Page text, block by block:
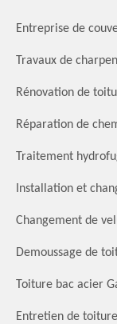
Entreprise de
Travaux de
Rénovation de
Réparation de
Traitement
Installation et
Changement de
Demoussage de
Toiture bac acier
Entretien de